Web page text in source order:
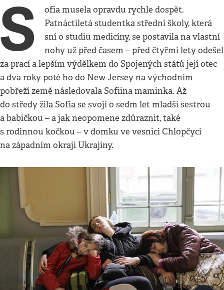
S
ofia musela opravdu rychle dospět.
Patnáctiletá studentka střední školy, která
sní o studiu medicíny, se postavila na vlastní
nohy už před časem – před čtyřmi lety odešel
za prací a lepším výdělkem do Spojených států její otec
a dva roky poté ho do New Jersey na východním
pobřeží země následovala Sofiina maminka. Až
do středy žila Sofia se svojí o sedm let mladší sestrou
a babičkou – a jak neopomene zdůraznit, také
s rodinnou kočkou – v domku ve vesnici Chlopčyci
na západním okraji Ukrajiny.